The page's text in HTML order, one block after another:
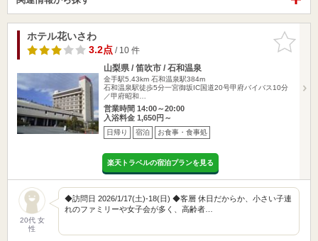
お気に入
りに追加
ホテル花いさわ
3.2点/ 10 件
山梨県 / 笛吹市 / 石和温泉
金手駅5.43km 石和温泉駅384m
石和温泉駅徒歩5分一宮御坂IC国道20号甲府バイバス10分
／甲府昭和…
営業時間 14:00～20:00
入浴料金 1,650円～
日帰り 宿泊 お食事・食事処
楽天トラベルの宿泊プランを見る
20代 女
性
◆訪問日 2026/1/17(土)-18(日) ◆客層 休日だからか、小さい子連
れのファミリーや女子会が多く、高齢者…